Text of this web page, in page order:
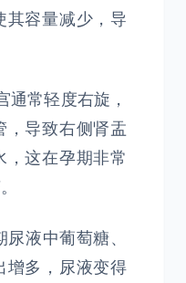
其容量减少，导
通常轻度右旋，
，导致右侧肾盂
，这在孕期非常
液中葡萄糖、
增多，尿液变得